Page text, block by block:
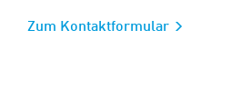
Zum Kontaktformular